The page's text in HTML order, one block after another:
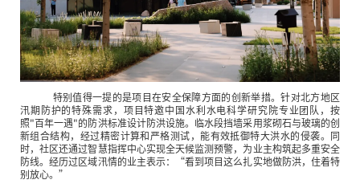
特别值得一提的是项目在安全保障方面的创新举措。针对北方地区
汛期防护的特殊需求，项目特邀中国水利水电科学研究院专业团队，按
照"百年一遇"的防洪标准设计防洪设施。临水段挡墙采用浆砌石与玻璃的创
新组合结构，经过精密计算和严格测试，能有效抵御特大洪水的侵袭。同
时，社区还通过智慧指挥中心实现全天候监测预警，为业主构筑起多重安全
防线。经历过区域汛情的业主表示：“看到项目这么扎实地做防洪，住着特
别放心。”